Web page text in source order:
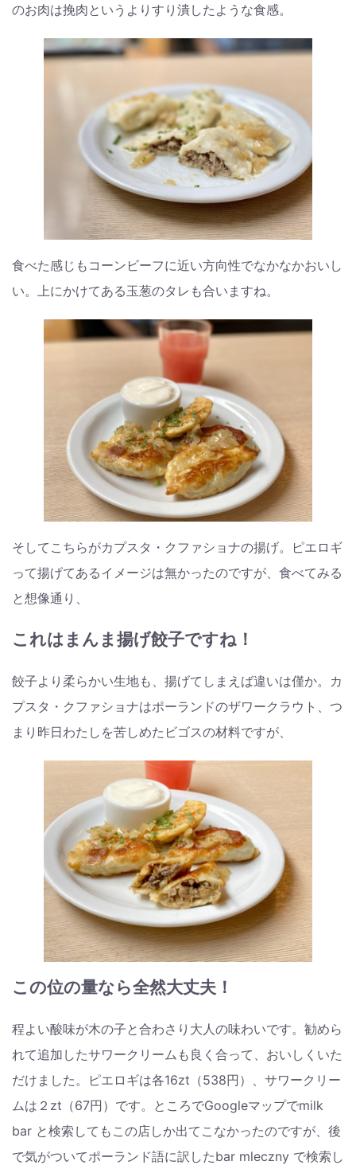
のお肉は挽肉というよりすり潰したような食感。
食べた感じもコーンビーフに近い方向性でなかなかおいし
い。上にかけてある玉葱のタレも合いますね。
そしてこちらがカプスタ・クファショナの揚げ。ピエロギ
って揚げてあるイメージは無かったのですが、食べてみる
と想像通り、
これはまんま揚げ餃子ですね！
餃子より柔らかい生地も、揚げてしまえば違いは僅か。カ
プスタ・クファショナはポーランドのザワークラウト、つ
まり昨日わたしを苦しめたビゴスの材料ですが、
この位の量なら全然大丈夫！
程よい酸味が木の子と合わさり大人の味わいです。勧めら
れて追加したサワークリームも良く合って、おいしくいた
だけました。ピエロギは各16zt（538円）、サワークリー
ムは２zt（67円）です。ところでGoogleマップでmilk
bar と検索してもこの店しか出てこなかったのですが、後
で気がついてポーランド語に訳したbar mleczny で検索し